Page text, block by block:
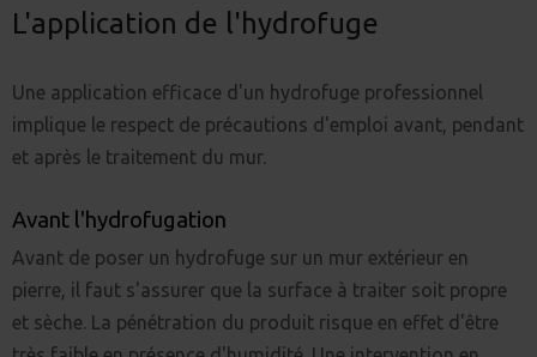
L'application de l'hydrofuge
Une application efficace d'un hydrofuge professionnel
implique le respect de précautions d'emploi avant, pendant
et après le traitement du mur.
Avant l'hydrofugation
Avant de poser un hydrofuge sur un mur extérieur en
pierre, il faut s'assurer que la surface à traiter soit propre
et sèche. La pénétration du produit risque en effet d'être